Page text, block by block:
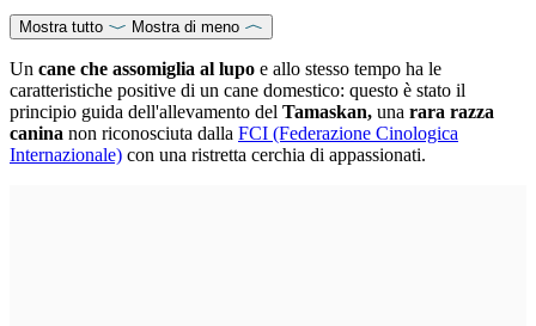
Mostra tutto Mostra di meno
Un cane che assomiglia al lupo e allo stesso tempo ha le
caratteristiche positive di un cane domestico: questo è stato il
principio guida dell'allevamento del Tamaskan, una rara razza
canina non riconosciuta dalla FCI (Federazione Cinologica
Internazionale) con una ristretta cerchia di appassionati.